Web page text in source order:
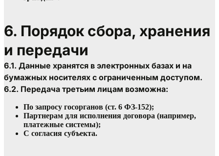
6. Порядок сбора, хранения
и передачи
6.1. Данные хранятся в электронных базах и на
бумажных носителях с ограниченным доступом.
6.2. Передача третьим лицам возможна:
По запросу госорганов (ст. 6 ФЗ-152);
Партнерам для исполнения договора (например,
платежные системы);
С согласия субъекта.